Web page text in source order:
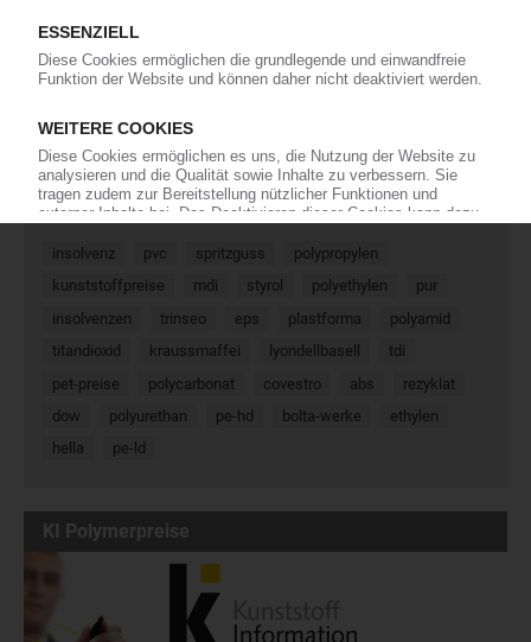
eingesetzt.…19.07.2023
Meistgesucht
insolvenz pvc spritzguss
polypropylen
kunststoffpreise
mdi styrol polyethylen
pur
insolvenzen
trinseo eps plastforma
polyamid
titandioxid
kraussmaffei lyondellbasell
tdi
pet-preise
polycarbonat covestro abs
rezyklat
dow
polyurethan pe-hd bolta-werke
ethylen
hella
pe-ld
KI Polymerpreise